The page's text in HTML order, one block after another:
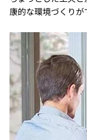
康的な環境づくりが